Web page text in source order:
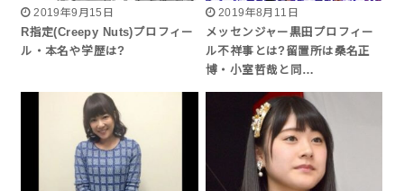
2019年9月15日
R指定(Creepy Nuts)プロフィー
ル・本名や学歴は?
2019年8月11日
メッセンジャー黒田プロフィー
ル不祥事とは?留置所は桑名正
博・小室哲哉と同…